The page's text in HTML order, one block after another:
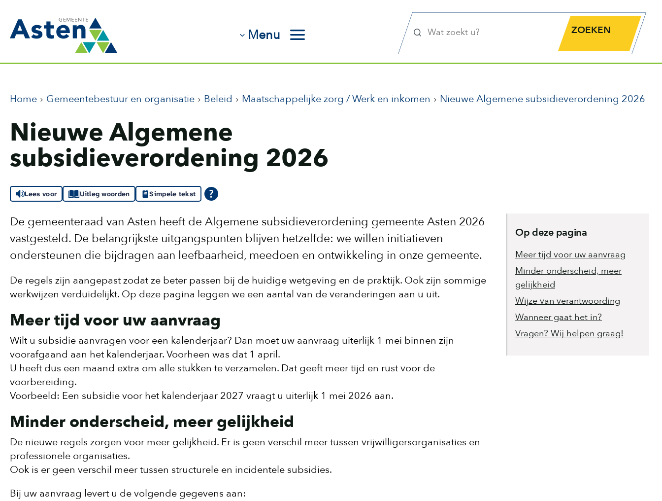
Menu
Zoekknop
Home Gemeentebestuur en organisatie Beleid Maatschappelijke zorg / Werk en inkomen Nieuwe Algemene subsidieverordening 2026
Nieuwe Algemene
subsidieverordening 2026
Lees voor Uitleg woorden Simpele tekst
De gemeenteraad van Asten heeft de Algemene subsidieverordening gemeente Asten 2026
vastgesteld. De belangrijkste uitgangspunten blijven hetzelfde: we willen initiatieven
ondersteunen die bijdragen aan leefbaarheid, meedoen en ontwikkeling in onze gemeente.
De regels zijn aangepast zodat ze beter passen bij de huidige wetgeving en de praktijk. Ook zijn sommige
werkwijzen verduidelijkt. Op deze pagina leggen we een aantal van de veranderingen aan u uit.
Meer tijd voor uw aanvraag
Wilt u subsidie aanvragen voor een kalenderjaar? Dan moet uw aanvraag uiterlijk 1 mei binnen zijn
voorafgaand aan het kalenderjaar. Voorheen was dat 1 april.
U heeft dus een maand extra om alle stukken te verzamelen. Dat geeft meer tijd en rust voor de
voorbereiding.
Voorbeeld: Een subsidie voor het kalenderjaar 2027 vraagt u uiterlijk 1 mei 2026 aan.
Minder onderscheid, meer gelijkheid
De nieuwe regels zorgen voor meer gelijkheid. Er is geen verschil meer tussen vrijwilligersorganisaties en
professionele organisaties.
Ook is er geen verschil meer tussen structurele en incidentele subsidies.
Bij uw aanvraag levert u de volgende gegevens aan:
Op deze pagina
Meer tijd voor uw aanvraag
Minder onderscheid, meer
gelijkheid
Wijze van verantwoording
Wanneer gaat het in?
Vragen? Wij helpen graag!